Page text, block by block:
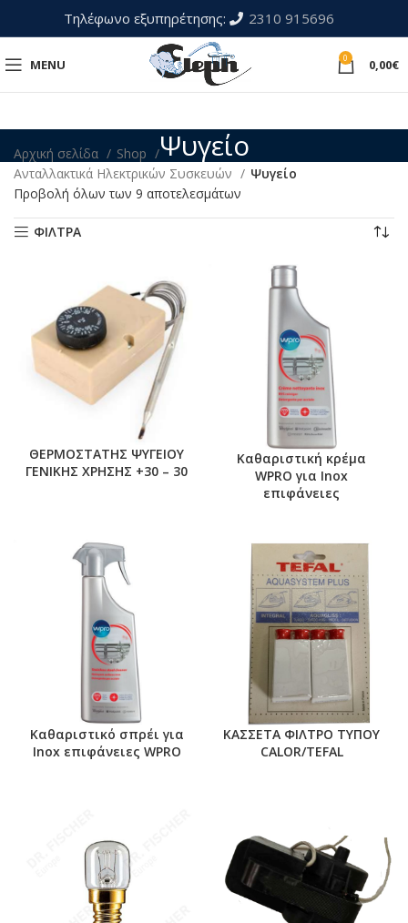
Τηλέφωνο εξυπηρέτησης: 2310 915696
MENU 0 0,00€
Ψυγείο
Αρχική σελίδα
Shop
Ανταλλακτικά Ηλεκτρικών Συσκευών
Ψυγείο
Προβολή όλων των 9 αποτελεσμάτων
ΦΙΛΤΡΑ
ΘΕΡΜΟΣΤΑΤΗΣ ΨΥΓΕΙΟΥ
ΓΕΝΙΚΗΣ ΧΡΗΣΗΣ +30 – 30
Καθαριστική κρέμα
WPRO για Inox
επιφάνειες
Καθαριστικό σπρέι για
Inox επιφάνειες WPRO
ΚΑΣΣΕΤΑ ΦΙΛΤΡΟ ΤΥΠΟΥ
CALOR/TEFAL